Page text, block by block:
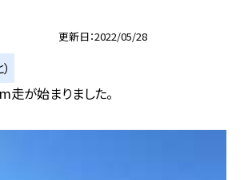
更新日 2022/05/28
が始まりました。